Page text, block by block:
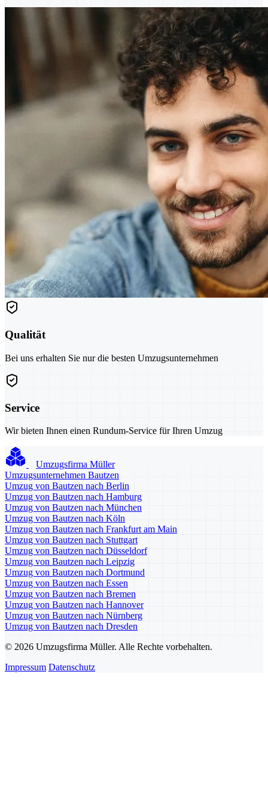
Qualität
Bei uns erhalten Sie nur die besten Umzugsunternehmen
Service
Wir bieten Ihnen einen Rundum-Service für Ihren Umzug
Umzugsfirma Müller
Umzugsunternehmen Bautzen
Umzug von Bautzen nach Berlin
Umzug von Bautzen nach Hamburg
Umzug von Bautzen nach München
Umzug von Bautzen nach Köln
Umzug von Bautzen nach Frankfurt am Main
Umzug von Bautzen nach Stuttgart
Umzug von Bautzen nach Düsseldorf
Umzug von Bautzen nach Leipzig
Umzug von Bautzen nach Dortmund
Umzug von Bautzen nach Essen
Umzug von Bautzen nach Bremen
Umzug von Bautzen nach Hannover
Umzug von Bautzen nach Nürnberg
Umzug von Bautzen nach Dresden
© 2026 Umzugsfirma Müller. Alle Rechte vorbehalten.
Impressum Datenschutz